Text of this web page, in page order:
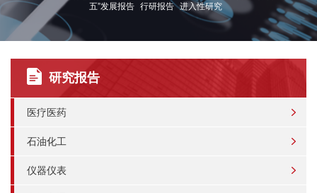
五”发展报告 行研报告 进入性研究
研究报告
医疗医药
石油化工
仪器仪表